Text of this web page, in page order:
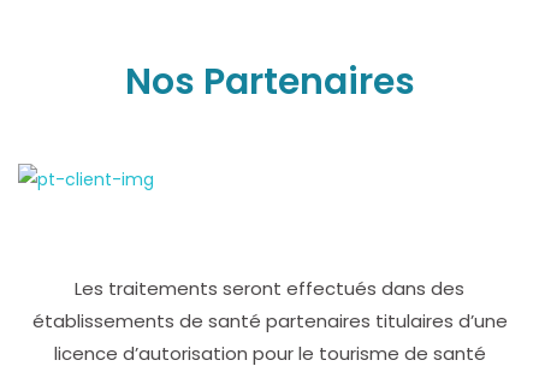
Nos Partenaires
Les traitements seront effectués dans des
établissements de santé partenaires titulaires d’une
licence d’autorisation pour le tourisme de santé